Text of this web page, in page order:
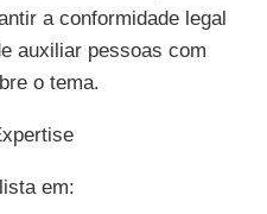
a conformidade legal
auxiliar pessoas com
o tema.
em: